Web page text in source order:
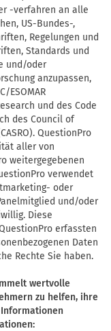
-verfahren an alle
US-Bundes-,
Regelungen und
Standards und
und/oder
anzupassen,
ESOMAR
und des Code
des Council of
QuestionPro
aller von
weitergegebenen
verwendet
oder
und/oder
Diese
erfassten
Daten
Rechte Sie haben.
wertvolle
zu helfen, ihre